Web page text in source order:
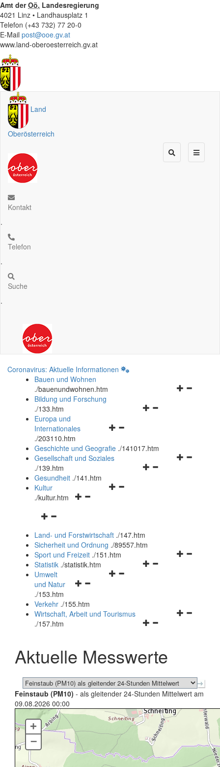
Amt derOö. Landesregierung
4021 Linz • Landhausplatz 1
Telefon (+43 732) 77 20-0
E-Mail post@ooe.gv.at
www.land-oberoesterreich.gv.at
Land
Oberösterreich
Kontakt
.
Telefon
.
Suche
.
Coronavirus: Aktuelle Informationen
Bauen und Wohnen
./bauenundwohnen.htm
Navigationsmenü
Bildung und Forschung
./133.htm
Navigationsmenü
und
schließen
Europa und
Internationales
./203110.htm
Geschichte und Geografie ./141017.htm
Navigationsmenü
Gesellschaft und Soziales
./139.htm
Navigationsmenü
Gesundheit ./141.htm
Navigationsmenü
Kultur
./kultur.htm
Navigationsmenü
und
schließen
Land- und Forstwirtschaft ./147.htm
Sicherheit und Ordnung ./89557.htm
Navigationsmenü
Sport und Freizeit ./151.htm
Navigationsmenü
Statistik ./statistik.htm
Navigationsmenü
und
schließen
Umwelt
und Natur
./153.htm
Verkehr ./155.htm
Navigationsmenü
schließen
Wirtschaft, Arbeit und Tourismus
./157.htm
Aktuelle Messwerte
Feinstaub (PM10) - als gleitender 24-Stunden Mittelwert am
09.08.2026 00:00
+
–